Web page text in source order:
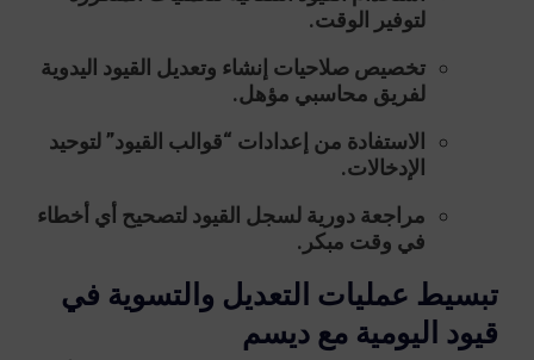
لتوفير الوقت.
تخصيص صلاحيات إنشاء وتعديل القيود اليدوية
لفريق محاسبي مؤهل.
الاستفادة من إعدادات “قوالب القيود” لتوحيد
الإدخالات.
مراجعة دورية لسجل القيود لتصحيح أي أخطاء
في وقت مبكر.
تبسيط عمليات التعديل والتسوية في
قيود اليومية مع ديسم